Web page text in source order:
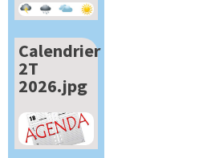
Calendrier
2T
2026.jpg